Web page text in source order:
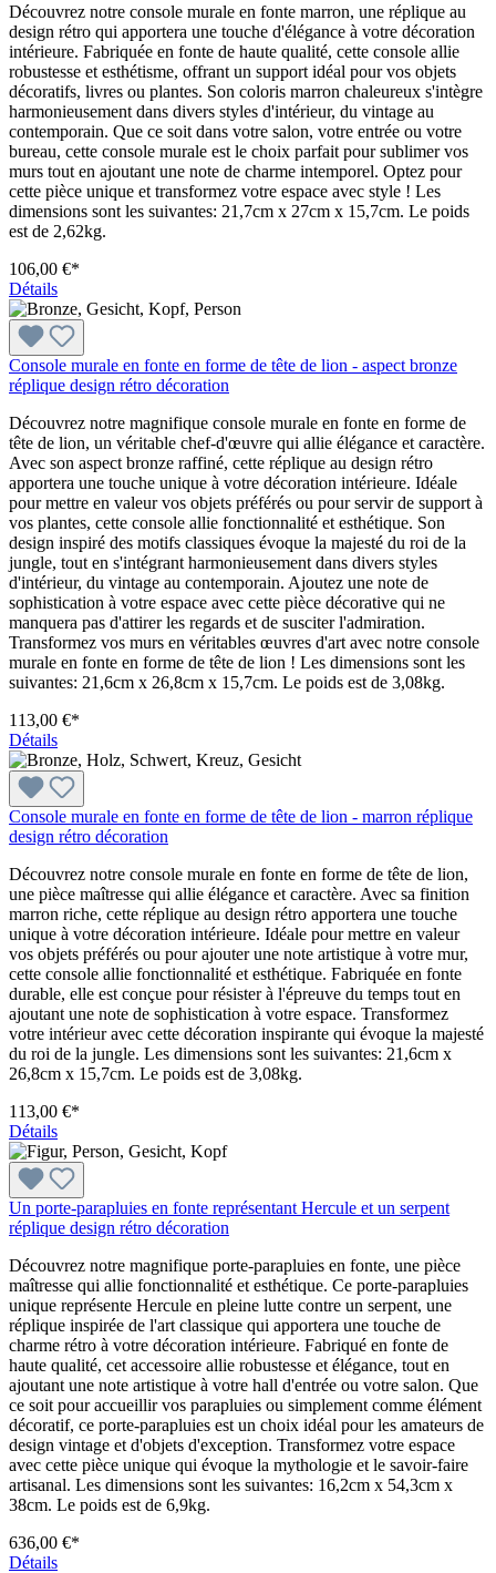
Découvrez notre console murale en fonte marron, une réplique au
design rétro qui apportera une touche d'élégance à votre décoration
intérieure. Fabriquée en fonte de haute qualité, cette console allie
robustesse et esthétisme, offrant un support idéal pour vos objets
décoratifs, livres ou plantes. Son coloris marron chaleureux s'intègre
harmonieusement dans divers styles d'intérieur, du vintage au
contemporain. Que ce soit dans votre salon, votre entrée ou votre
bureau, cette console murale est le choix parfait pour sublimer vos
murs tout en ajoutant une note de charme intemporel. Optez pour
cette pièce unique et transformez votre espace avec style ! Les
dimensions sont les suivantes: 21,7cm x 27cm x 15,7cm. Le poids
est de 2,62kg.
106,00 €*
Détails
Console murale en fonte en forme de tête de lion - aspect bronze
réplique design rétro décoration
Découvrez notre magnifique console murale en fonte en forme de
tête de lion, un véritable chef-d'œuvre qui allie élégance et caractère.
Avec son aspect bronze raffiné, cette réplique au design rétro
apportera une touche unique à votre décoration intérieure. Idéale
pour mettre en valeur vos objets préférés ou pour servir de support à
vos plantes, cette console allie fonctionnalité et esthétique. Son
design inspiré des motifs classiques évoque la majesté du roi de la
jungle, tout en s'intégrant harmonieusement dans divers styles
d'intérieur, du vintage au contemporain. Ajoutez une note de
sophistication à votre espace avec cette pièce décorative qui ne
manquera pas d'attirer les regards et de susciter l'admiration.
Transformez vos murs en véritables œuvres d'art avec notre console
murale en fonte en forme de tête de lion ! Les dimensions sont les
suivantes: 21,6cm x 26,8cm x 15,7cm. Le poids est de 3,08kg.
113,00 €*
Détails
Console murale en fonte en forme de tête de lion - marron réplique
design rétro décoration
Découvrez notre console murale en fonte en forme de tête de lion,
une pièce maîtresse qui allie élégance et caractère. Avec sa finition
marron riche, cette réplique au design rétro apportera une touche
unique à votre décoration intérieure. Idéale pour mettre en valeur
vos objets préférés ou pour ajouter une note artistique à votre mur,
cette console allie fonctionnalité et esthétique. Fabriquée en fonte
durable, elle est conçue pour résister à l'épreuve du temps tout en
ajoutant une note de sophistication à votre espace. Transformez
votre intérieur avec cette décoration inspirante qui évoque la majesté
du roi de la jungle. Les dimensions sont les suivantes: 21,6cm x
26,8cm x 15,7cm. Le poids est de 3,08kg.
113,00 €*
Détails
Un porte-parapluies en fonte représentant Hercule et un serpent
réplique design rétro décoration
Découvrez notre magnifique porte-parapluies en fonte, une pièce
maîtresse qui allie fonctionnalité et esthétique. Ce porte-parapluies
unique représente Hercule en pleine lutte contre un serpent, une
réplique inspirée de l'art classique qui apportera une touche de
charme rétro à votre décoration intérieure. Fabriqué en fonte de
haute qualité, cet accessoire allie robustesse et élégance, tout en
ajoutant une note artistique à votre hall d'entrée ou votre salon. Que
ce soit pour accueillir vos parapluies ou simplement comme élément
décoratif, ce porte-parapluies est un choix idéal pour les amateurs de
design vintage et d'objets d'exception. Transformez votre espace
avec cette pièce unique qui évoque la mythologie et le savoir-faire
artisanal. Les dimensions sont les suivantes: 16,2cm x 54,3cm x
38cm. Le poids est de 6,9kg.
636,00 €*
Détails